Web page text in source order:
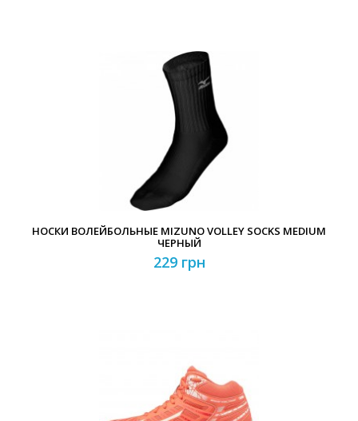
НОСКИ ВОЛЕЙБОЛЬНЫЕ MIZUNO VOLLEY SOCKS MEDIUM
ЧЕРНЫЙ
229 грн